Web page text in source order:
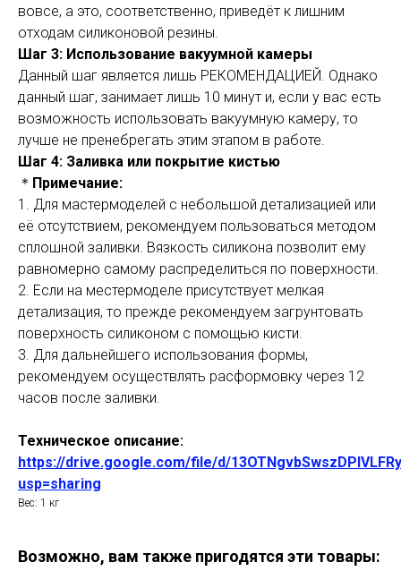
вовсе, а это, соответственно, приведёт к лишним
отходам силиконовой резины.
Шаг 3: Использование вакуумной камеры
Данный шаг является лишь РЕКОМЕНДАЦИЕЙ. Однако
данный шаг, занимает лишь 10 минут и, если у вас есть
возможность использовать вакуумную камеру, то
лучше не пренебрегать этим этапом в работе.
Шаг 4: Заливка или покрытие кистью
＊ Примечание:
1. Для мастермоделей с небольшой детализацией или
её отсутствием, рекомендуем пользоваться методом
сплошной заливки. Вязкость силикона позволит ему
равномерно самому распределиться по поверхности.
2. Если на местермоделе присутствует мелкая
детализация, то прежде рекомендуем загрунтовать
поверхность силиконом с помощью кисти.
3. Для дальнейшего использования формы,
рекомендуем осуществлять расформовку через 12
часов после заливки.
Техническое описание:
https://drive.google.com/file/d/
usp=sharing
Вес: 1 кг
Возможно, вам также пригодятся эти товары: